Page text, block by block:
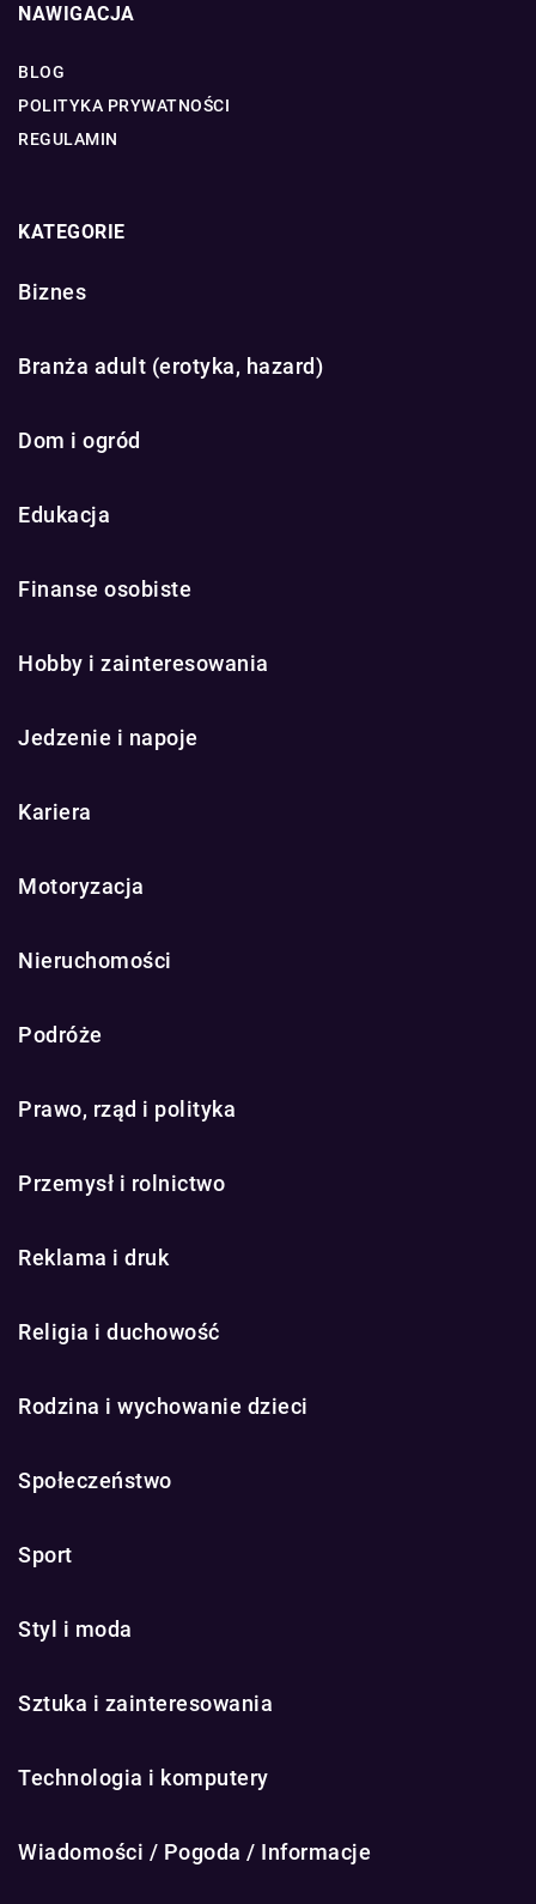
NAWIGACJA
BLOG
POLITYKA PRYWATNOŚCI
REGULAMIN
KATEGORIE
Biznes
Branża adult (erotyka, hazard)
Dom i ogród
Edukacja
Finanse osobiste
Hobby i zainteresowania
Jedzenie i napoje
Kariera
Motoryzacja
Nieruchomości
Podróże
Prawo, rząd i polityka
Przemysł i rolnictwo
Reklama i druk
Religia i duchowość
Rodzina i wychowanie dzieci
Społeczeństwo
Sport
Styl i moda
Sztuka i zainteresowania
Technologia i komputery
Wiadomości / Pogoda / Informacje